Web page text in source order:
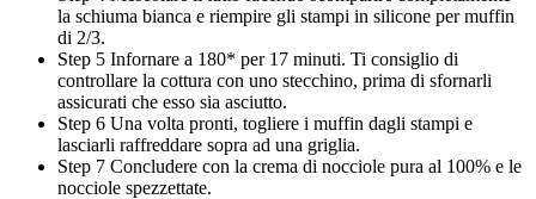
la schiuma bianca e riempire gli stampi in silicone per muffin
di 2/3.
Step 5 Infornare a 180* per 17 minuti. Ti consiglio di
controllare la cottura con uno stecchino, prima di sfornarli
assicurati che esso sia asciutto.
Step 6 Una volta pronti, togliere i muffin dagli stampi e
lasciarli raffreddare sopra ad una griglia.
Step 7 Concludere con la crema di nocciole pura al 100% e le
nocciole spezzettate.